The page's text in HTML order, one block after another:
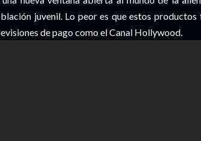
juvenil. Lo peor es que estos
de pago como el Canal Hollywood.